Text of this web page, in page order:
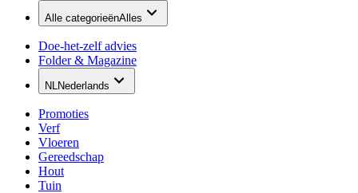
Alle categorieënAlles
Doe-het-zelf advies
Folder & Magazine
NLNederlands
Promoties
Verf
Vloeren
Gereedschap
Hout
Tuin